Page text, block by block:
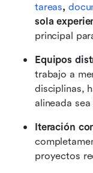
tareas,
sola
principal
Equipos
trabajo a
disciplinas,
alineada
Iteración
proyectos